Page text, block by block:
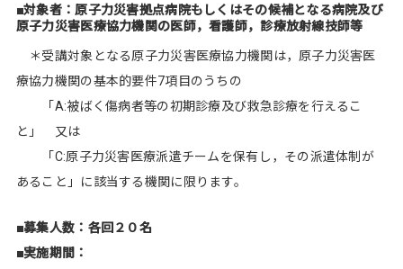
■対象者：原子力災害拠点病院もしくはその候補となる病院及び
原子力災害医療協力機関の医師，看護師，診療放射線技師等
＊受講対象となる原子力災害医療協力機関は，原子力災害医
療協力機関の基本的要件7項目のうちの
「A:被ばく傷病者等の初期診療及び救急診療を行えるこ
と」 又は
「C:原子力災害医療派遣チームを保有し，その派遣体制が
あること」に該当する機関に限ります。
■募集人数：各回２０名
■実施期間：